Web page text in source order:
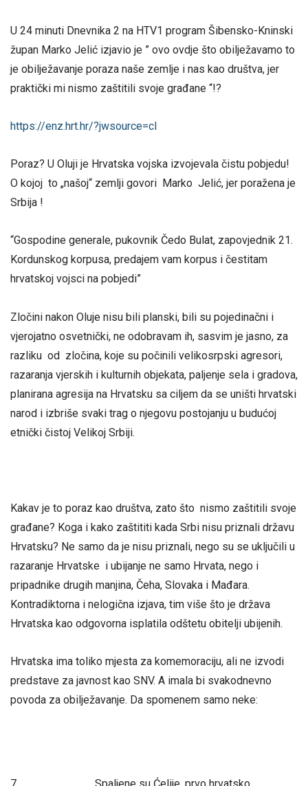
U 24 minuti Dnevnika 2 na HTV1 program Šibensko-Kninski
župan Marko Jelić izjavio je ” ovo ovdje što obilježavamo to
je obilježavanje poraza naše zemlje i nas kao društva, jer
praktički mi nismo zaštitili svoje građane “!?
https://enz.hrt.hr/?jwsource=cl
Poraz? U Oluji je Hrvatska vojska izvojevala čistu pobjedu!
O kojoj to „našoj“ zemlji govori Marko Jelić, jer poražena je
Srbija !
“Gospodine generale, pukovnik Čedo Bulat, zapovjednik 21.
Kordunskog korpusa, predajem vam korpus i čestitam
hrvatskoj vojsci na pobjedi”
Zločini nakon Oluje nisu bili planski, bili su pojedinačni i
vjerojatno osvetnički, ne odobravam ih, sasvim je jasno, za
razliku od zločina, koje su počinili velikosrpski agresori,
razaranja vjerskih i kulturnih objekata, paljenje sela i gradova,
planirana agresija na Hrvatsku sa ciljem da se uništi hrvatski
narod i izbriše svaki trag o njegovu postojanju u budućoj
etnički čistoj Velikoj Srbiji.
Kakav je to poraz kao društva, zato što nismo zaštitili svoje
građane? Koga i kako zaštititi kada Srbi nisu priznali državu
Hrvatsku? Ne samo da je nisu priznali, nego su se uključili u
razaranje Hrvatske i ubijanje ne samo Hrvata, nego i
pripadnike drugih manjina, Čeha, Slovaka i Mađara.
Kontradiktorna i nelogična izjava, tim više što je država
Hrvatska kao odgovorna isplatila odštetu obitelji ubijenih.
Hrvatska ima toliko mjesta za komemoraciju, ali ne izvodi
predstave za javnost kao SNV. A imala bi svakodnevno
povoda za obilježavanje. Da spomenem samo neke: